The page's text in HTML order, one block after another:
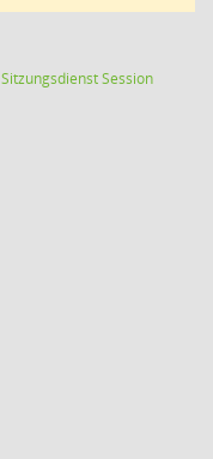
SitzungsdienstSession(Wird in